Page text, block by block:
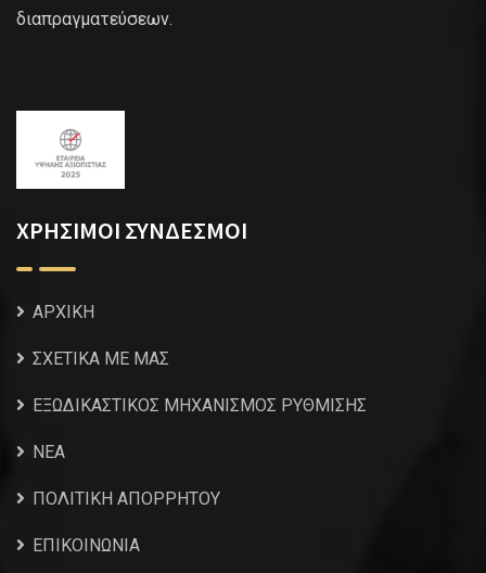
διαπραγματεύσεων.
ΧΡΗΣΙΜΟΙ ΣΥΝΔΕΣΜΟΙ
ΑΡΧΙΚΗ
ΣΧΕΤΙΚΑ ΜΕ ΜΑΣ
ΕΞΩΔΙΚΑΣΤΙΚΟΣ ΜΗΧΑΝΙΣΜΟΣ ΡΥΘΜΙΣΗΣ
NEA
ΠΟΛΙΤΙΚΗ ΑΠΟΡΡΗΤΟΥ
ΕΠΙΚΟΙΝΩΝΙΑ